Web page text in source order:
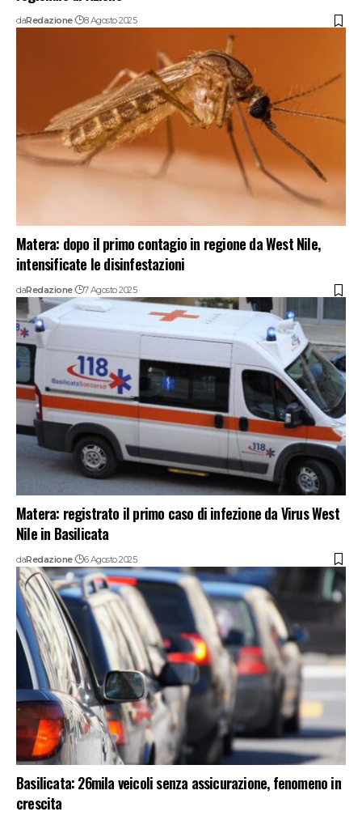
daRedazione 8 Agosto 2025
Matera: dopo il primo contagio in regione da West Nile,
intensificate le disinfestazioni
daRedazione 7 Agosto 2025
Matera: registrato il primo caso di infezione da Virus West
Nile in Basilicata
daRedazione 6 Agosto 2025
Basilicata: 26mila veicoli senza assicurazione, fenomeno in
crescita